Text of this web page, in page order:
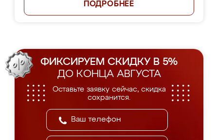
ПОДРОБНЕЕ
ФИКСИРУЕМ СКИДКУ В 5%
ДО КОНЦА АВГУСТА
Оставьте заявку сейчас, скидка
сохранится.